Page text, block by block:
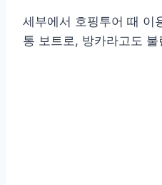
세부에서 호핑투어 때 이
통 보트로, 방카라고도 불